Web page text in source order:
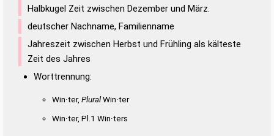
Halbkugel Zeit zwischen Dezember und März.
deutscher Nachname, Familienname
Jahreszeit zwischen Herbst und Frühling als kälteste
Zeit des Jahres
Worttrennung:
Win·ter, PluralWin·ter
Win·ter, Pl.1 Win·ters